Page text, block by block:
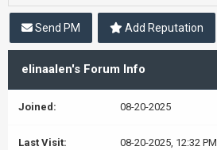
Send PM Add Reputation
elinaalen's Forum Info
Joined: 08-20-2025
Last Visit: 08-20-2025, 12:32 PM